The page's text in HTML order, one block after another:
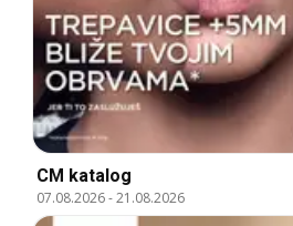
CM katalog
07.08.2026-21.08.2026